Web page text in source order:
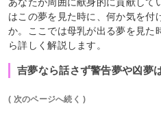
あなたが周囲に献身的に貢献して
はこの夢を見た時に、何か気を付
か。ここでは母乳が出る夢を見た
ら詳しく解説します。
吉夢なら話さず警告夢や凶夢
( 次のページへ続く )